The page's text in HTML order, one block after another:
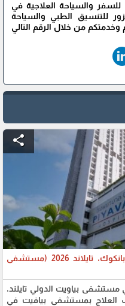
والسياحة العلاجية في
للتنسيق الطبي والسياحة
وخدمتكم من خلال الرقم التالي
share
أسعار العلاج في مستشفى بياويت بانكوك، تايلاند 2026 (مستشفى
بياويت الدولي تايلند،
العلاج بمستشفى بيافيت في